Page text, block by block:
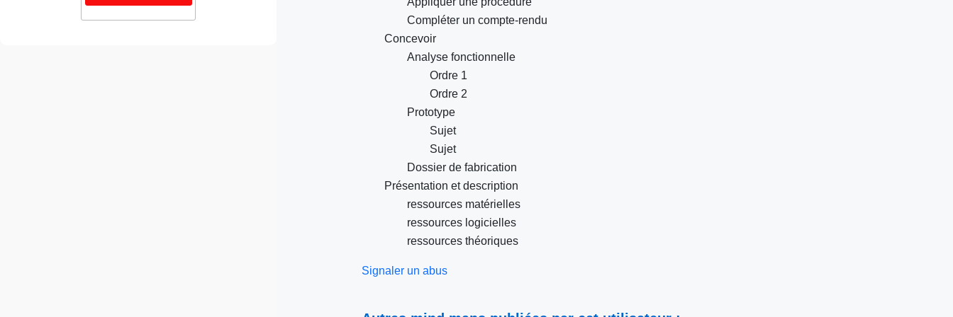
Compléter un compte-rendu
Concevoir
Analyse fonctionnelle
Ordre 1
Ordre 2
Prototype
Sujet
Sujet
Dossier de fabrication
Présentation et description
ressources matérielles
ressources logicielles
ressources théoriques
Signaler un abus